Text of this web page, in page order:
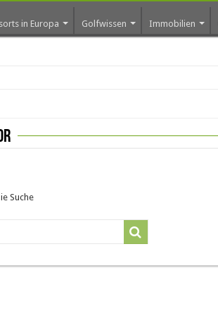
in Europa Golfwissen Immobilien
Suche